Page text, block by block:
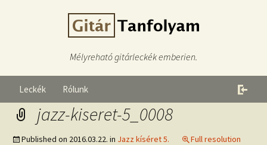
Mélyreható gitárleckék emberien.
Leckék Rólunk
jazz-kiseret-5_0008
Published on 2016.03.22. in Jazz kíséret 5.
Full resolution